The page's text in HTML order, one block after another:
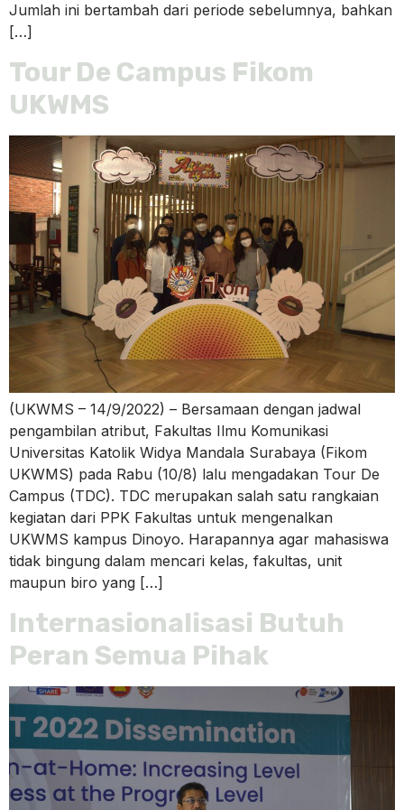
Jumlah ini bertambah dari periode sebelumnya, bahkan
[…]
Tour De Campus Fikom
UKWMS
(UKWMS – 14/9/2022) – Bersamaan dengan jadwal
pengambilan atribut, Fakultas Ilmu Komunikasi
Universitas Katolik Widya Mandala Surabaya (Fikom
UKWMS) pada Rabu (10/8) lalu mengadakan Tour De
Campus (TDC). TDC merupakan salah satu rangkaian
kegiatan dari PPK Fakultas untuk mengenalkan
UKWMS kampus Dinoyo. Harapannya agar mahasiswa
tidak bingung dalam mencari kelas, fakultas, unit
maupun biro yang […]
Internasionalisasi Butuh
Peran Semua Pihak